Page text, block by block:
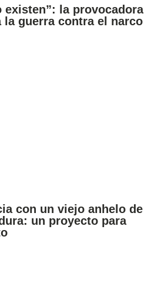
existen”: la provocadora
la guerra contra el narco
con un viejo anhelo de
un proyecto para